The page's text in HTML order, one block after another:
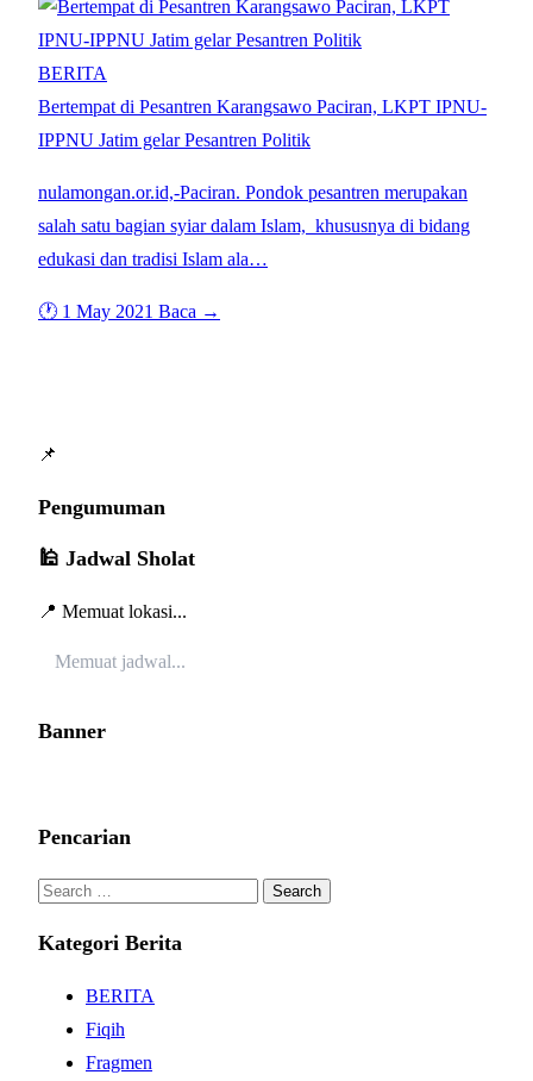
BERITA
Bertempat di Pesantren Karangsawo Paciran, LKPT IPNU-
IPPNU Jatim gelar Pesantren Politik
nulamongan.or.id,-Paciran. Pondok pesantren merupakan
salah satu bagian syiar dalam Islam, khususnya di bidang
edukasi dan tradisi Islam ala…
🕐 1 May 2021 Baca →
📌
Pengumuman
🕌 Jadwal Sholat
📍 Memuat lokasi...
Memuat jadwal...
Banner
Pencarian
Search
Kategori Berita
BERITA
Fiqih
Fragmen